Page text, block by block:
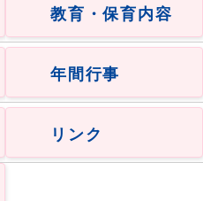
教育・保育内容
年間行事
リンク